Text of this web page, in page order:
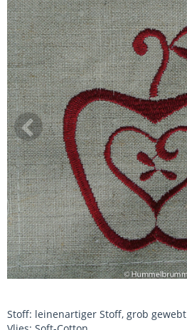
Stoff: leinenartiger Stoff, grob gewebt